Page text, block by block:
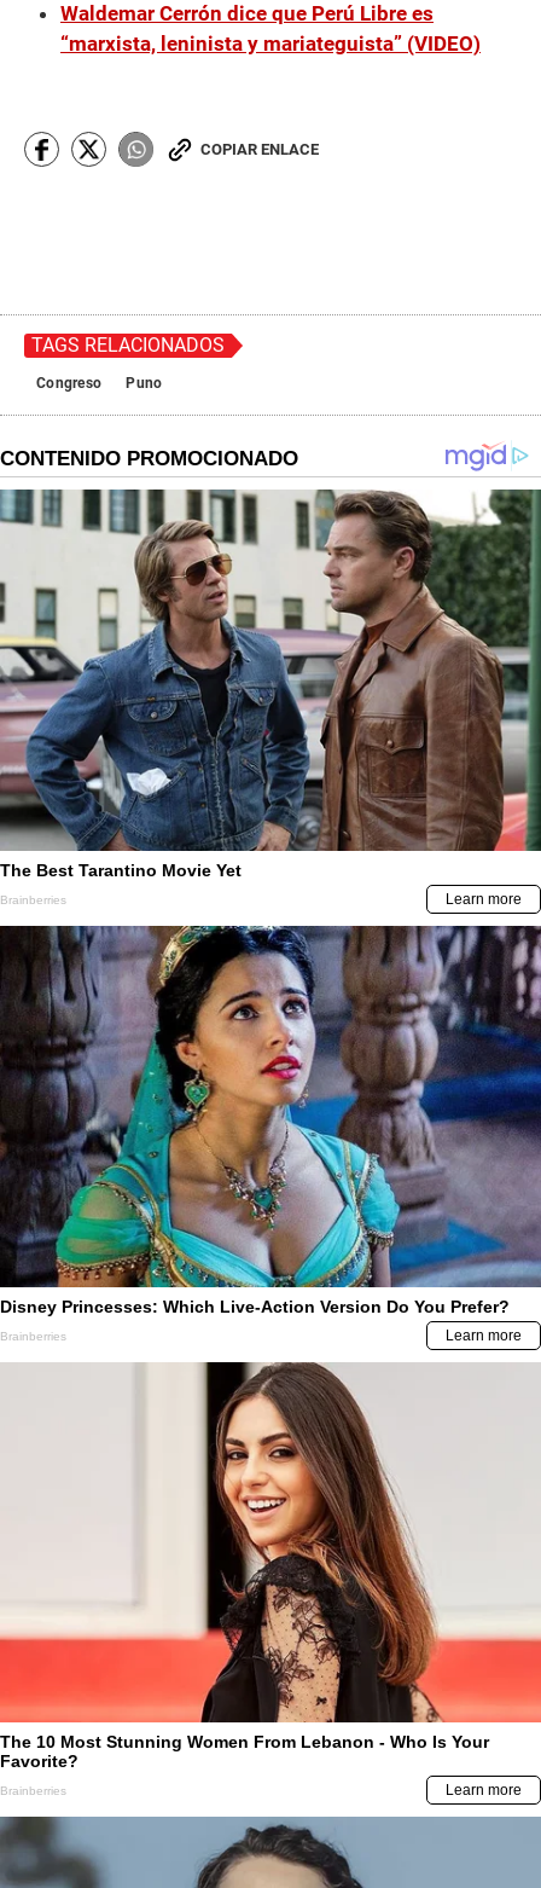
Waldemar Cerrón dice que Perú Libre es
“marxista, leninista y mariateguista” (VIDEO)
COPIAR ENLACE
TAGS RELACIONADOS
Congreso Puno